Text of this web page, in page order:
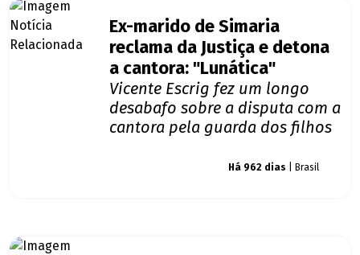
Ex-marido de Simaria
reclama da Justiça e detona
a cantora: "Lunática"
Vicente Escrig fez um longo
desabafo sobre a disputa com a
cantora pela guarda dos filhos
Há 962 dias | Brasil